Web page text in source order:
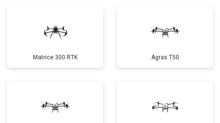
Matrice 300 RTK Agras T50